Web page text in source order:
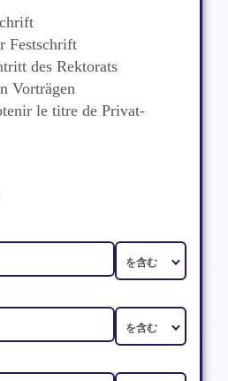
Festschrift
des Rektorats
Vorträgen
le titre de Privat-